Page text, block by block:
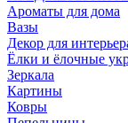
Ароматы для дома
Вазы
Декор для
Ёлки и ёлочные
Зеркала
Картины
Ковры